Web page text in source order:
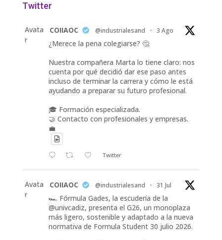
Twitter
Avata
r
COIIAOC @industrialesand · 3 Ago
¿Merece la pena colegiarse? 🤔
Nuestra compañera Marta lo tiene claro: nos
cuenta por qué decidió dar ese paso antes
incluso de terminar la carrera y cómo le está
ayudando a preparar su futuro profesional.
🎓 Formación especializada.
🤝 Contacto con profesionales y empresas.
💼
Twitter
Avata
r
COIIAOC @industrialesand · 31 Jul
🏎️ Fórmula Gades, la escudería de la
@univcadiz, presenta el G26, un monoplaza
más ligero, sostenible y adaptado a la nueva
normativa de Formula Student 30 julio 2026.